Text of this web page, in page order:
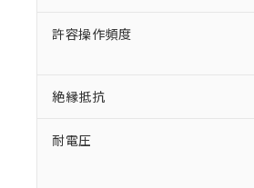
許容操作頻度
絶縁抵抗
耐電圧